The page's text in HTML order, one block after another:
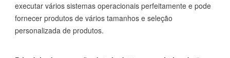
executar vários sistemas operacionais perfeitamente e pode
fornecer produtos de vários tamanhos e seleção
personalizada de produtos.